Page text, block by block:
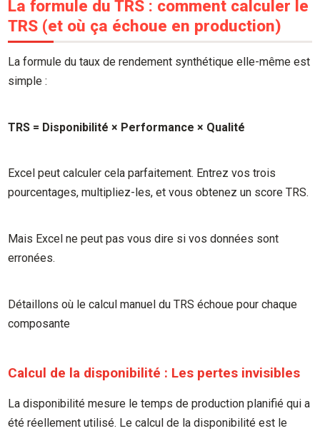
La formule du TRS : comment calculer le
TRS (et où ça échoue en production)
La formule du taux de rendement synthétique elle-même est
simple :
TRS = Disponibilité × Performance × Qualité
Excel peut calculer cela parfaitement. Entrez vos trois
pourcentages, multipliez-les, et vous obtenez un score TRS.
Mais Excel ne peut pas vous dire si vos données sont
erronées.
Détaillons où le calcul manuel du TRS échoue pour chaque
composante
Calcul de la disponibilité : Les pertes invisibles
La disponibilité mesure le temps de production planifié qui a
été réellement utilisé. Le calcul de la disponibilité est le